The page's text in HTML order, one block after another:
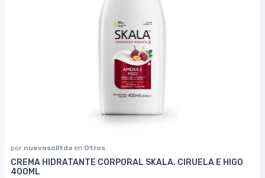
por nuevosolltda en Otros
CREMA HIDRATANTE CORPORAL SKALA. CIRUELA E HIGO
400ML